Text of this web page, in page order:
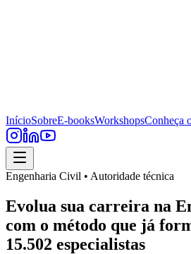
InícioSobreE-booksWorkshopsConheça
Engenharia Civil • Autoridade técnica
Evolua sua carreira na
com o método que já
15.502 especialistas